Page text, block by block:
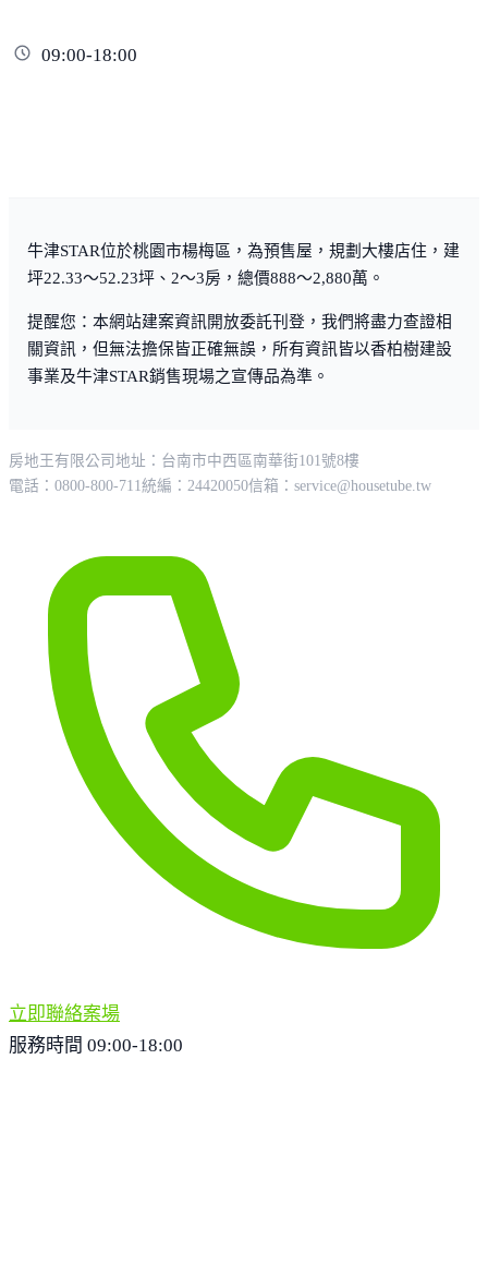
09:00-18:00
牛津STAR位於桃園市楊梅區，為預售屋，規劃大樓店住，建
坪22.33～52.23坪、2～3房，總價888～2,880萬。
提醒您：本網站建案資訊開放委託刊登，我們將盡力查證相
關資訊，但無法擔保皆正確無誤，所有資訊皆以香柏樹建設
事業及牛津STAR銷售現場之宣傳品為準。
房地王有限公司 地址：台南市中西區南華街101號8樓
電話：0800-800-711統編：24420050信箱： service@housetube.tw
立即聯絡案場
服務時間 09:00-18:00